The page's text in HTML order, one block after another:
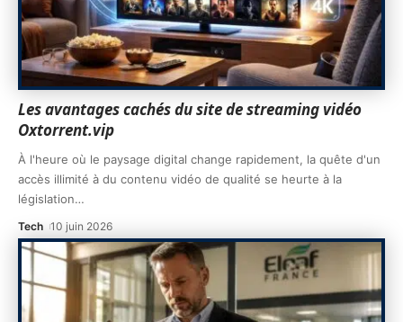
Les avantages cachés du site de streaming vidéo
Oxtorrent.vip
À l'heure où le paysage digital change rapidement, la quête d'un
accès illimité à du contenu vidéo de qualité se heurte à la
législation…
Tech 10 juin 2026